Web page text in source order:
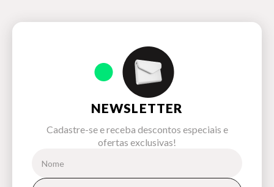
NEWSLETTER
Cadastre-se e receba descontos especiais e
ofertas exclusivas!